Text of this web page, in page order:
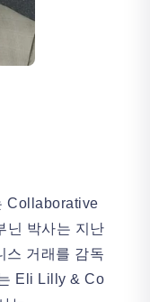
Collaborative
닌 박사는 지난
스 거래를 감독
Eli Lilly & Co